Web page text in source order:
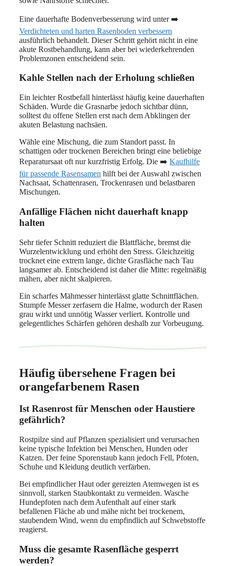
Eine dauerhafte Bodenverbesserung wird unter ➡️
Verdichteten und harten Rasenboden verbessern
ausführlich behandelt. Dieser Schritt gehört nicht in eine
akute Rostbehandlung, kann aber bei wiederkehrenden
Problemzonen entscheidend sein.
Kahle Stellen nach der Erholung schließen
Ein leichter Rostbefall hinterlässt häufig keine dauerhaften
Schäden. Wurde die Grasnarbe jedoch sichtbar dünn,
solltest du offene Stellen erst nach dem Abklingen der
akuten Belastung nachsäen.
Wähle eine Mischung, die zum Standort passt. In
schattigen oder trockenen Bereichen bringt eine beliebige
Reparatursaat oft nur kurzfristig Erfolg. Die ➡️ Kaufhilfe
für passende Rasensamen hilft bei der Auswahl zwischen
Nachsaat, Schattenrasen, Trockenrasen und belastbaren
Mischungen.
Anfällige Flächen nicht dauerhaft knapp
halten
Sehr tiefer Schnitt reduziert die Blattfläche, bremst die
Wurzelentwicklung und erhöht den Stress. Gleichzeitig
trocknet eine extrem lange, dichte Grasfläche nach Tau
langsamer ab. Entscheidend ist daher die Mitte: regelmäßig
mähen, aber nicht skalpieren.
Ein scharfes Mähmesser hinterlässt glatte Schnittflächen.
Stumpfe Messer zerfasern die Halme, wodurch der Rasen
grau wirkt und unnötig Wasser verliert. Kontrolle und
gelegentliches Schärfen gehören deshalb zur Vorbeugung.
Häufig übersehene Fragen bei
orangefarbenem Rasen
Ist Rasenrost für Menschen oder Haustiere
gefährlich?
Rostpilze sind auf Pflanzen spezialisiert und verursachen
keine typische Infektion bei Menschen, Hunden oder
Katzen. Der feine Sporenstaub kann jedoch Fell, Pfoten,
Schuhe und Kleidung deutlich verfärben.
Bei empfindlicher Haut oder gereizten Atemwegen ist es
sinnvoll, starken Staubkontakt zu vermeiden. Wasche
Hundepfoten nach dem Aufenthalt auf einer stark
befallenen Fläche ab und mähe nicht bei trockenem,
staubendem Wind, wenn du empfindlich auf Schwebstoffe
reagierst.
Muss die gesamte Rasenfläche gesperrt
werden?